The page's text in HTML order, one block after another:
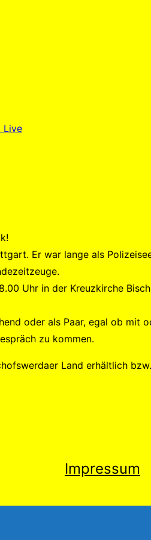
Live
Er war lange als
Uhr in der Kreuzkirche
oder als Paar, egal ob mit
zu kommen.
Land erhältlich
Impressum